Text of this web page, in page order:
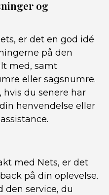
og
er det en god idé
på den
med, samt
eller sagsnumre.
du senere har
henvendelse eller
med Nets, er det
på din oplevelse.
den service, du